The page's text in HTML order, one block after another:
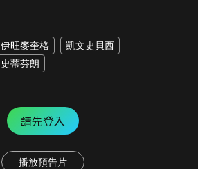
伊旺麥奎格
凱文史貝西
史蒂芬朗
請先登入
播放預告片